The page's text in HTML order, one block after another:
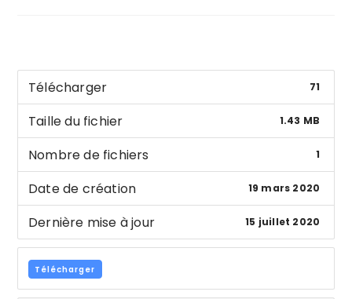
Télécharger 71
Taille du fichier 1.43 MB
Nombre de fichiers 1
Date de création 19 mars 2020
Dernière mise à jour 15 juillet 2020
Télécharger